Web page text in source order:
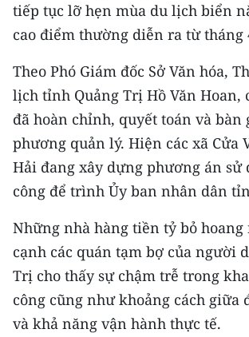
tiếp tục lỡ hẹn mùa du lịch biển
cao điểm thường diễn ra từ tháng
Theo Phó Giám đốc Sở Văn hóa,
lịch tỉnh Quảng Trị Hồ Văn Hoan,
đã hoàn chỉnh, quyết toán và bàn
phương quản lý. Hiện các xã Cửa
Hải đang xây dựng phương án sử
công để trình Ủy ban nhân dân
Những nhà hàng tiền tỷ bỏ hoang
cạnh các quán tạm bợ của người
Trị cho thấy sự chậm trễ trong
công cũng như khoảng cách giữa
và khả năng vận hành thực tế.